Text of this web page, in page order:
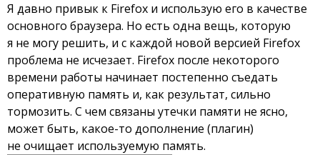
Я давно привык к Firefox и использую его в качестве
основного браузера. Но есть одна вещь, которую
я не могу решить, и с каждой новой версией Firefox
проблема не исчезает. Firefox после некоторого
времени работы начинает постепенно съедать
оперативную память и, как результат, сильно
тормозить. С чем связаны утечки памяти не ясно,
может быть, какое-то дополнение (плагин)
не очищает используемую память.